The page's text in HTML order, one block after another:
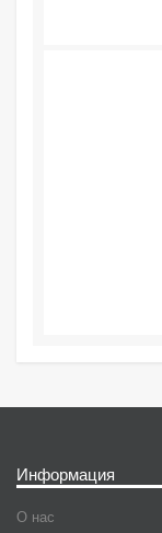
Информация
О нас